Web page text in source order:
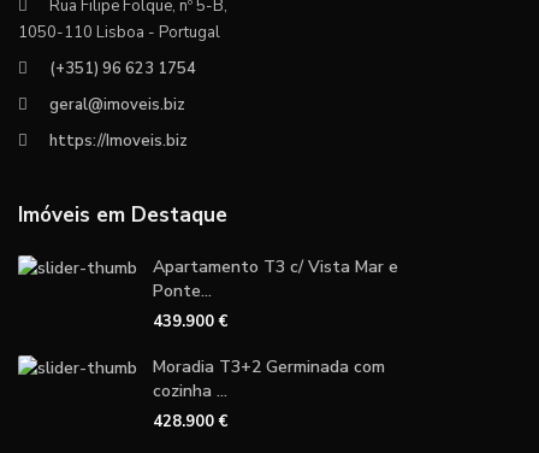
Rua Filipe Folque, nº 5-B,
1050-110 Lisboa - Portugal
(+351) 96 623 1754
geral@imoveis.biz
https://Imoveis.biz
Imóveis em Destaque
Apartamento T3 c/ Vista Mar e
Ponte...
439.900 €
Moradia T3+2 Germinada com
cozinha ...
428.900 €